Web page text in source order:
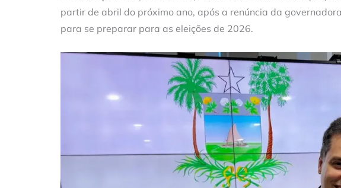
partir de abril do próximo ano, após a renúncia da
para se preparar para as eleições de 2026.